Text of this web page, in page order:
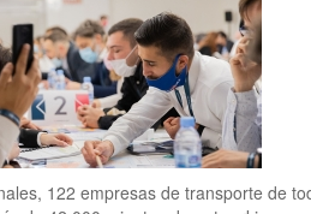
122 empresas de transporte de